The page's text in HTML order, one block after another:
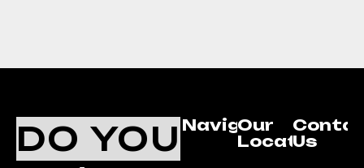
DO YOU Navigation
Our
Location
Us